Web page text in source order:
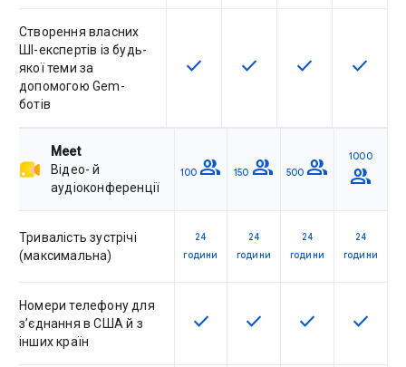
Створення власних
ШІ-експертів із будь-
якої теми за
допомогою Gem-
ботів
Ця функція доступна для
check Ця функція доступна
check Ця функція
check Ця
check
Meet
Відео- й
аудіоконференції
100 group 150 group 500 group 1000
group
Тривалість зустрічі
(максимальна)
24
години
24
години
24
години
24
години
Номери телефону для
з’єднання в США й з
інших країн
Ця функція доступна для
check Ця функція доступна
check Ця функція
check Ця
check